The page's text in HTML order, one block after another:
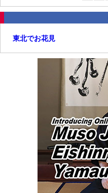
東北でお花見